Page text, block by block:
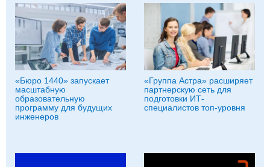
«Бюро 1440» запускает
масштабную
образовательную
программу для будущих
инженеров
«Группа Астра» расширяет
партнерскую сеть для
подготовки ИТ-
специалистов топ-уровня